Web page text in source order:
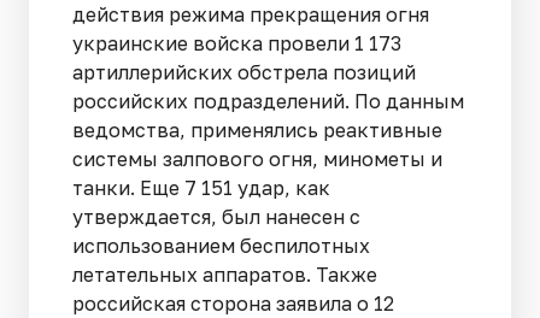
действия режима прекращения огня
украинские войска провели 1 173
артиллерийских обстрела позиций
российских подразделений. По данным
ведомства, применялись реактивные
системы залпового огня, минометы и
танки. Еще 7 151 удар, как
утверждается, был нанесен с
использованием беспилотных
летательных аппаратов. Также
российская сторона заявила о 12